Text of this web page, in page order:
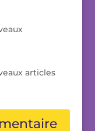
articles